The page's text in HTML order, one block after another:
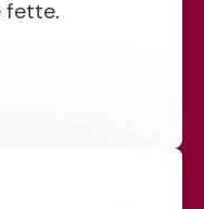
fette.